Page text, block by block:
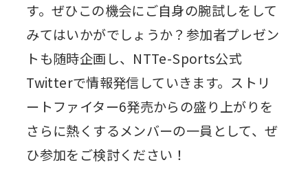
す。ぜひこの機会にご自身の腕試しをして
みてはいかがでしょうか？参加者プレゼン
トも随時企画し、NTTe-Sports公式
Twitterで情報発信していきます。ストリ
ートファイター6発売からの盛り上がりを
さらに熱くするメンバーの一員として、ぜ
ひ参加をご検討ください！